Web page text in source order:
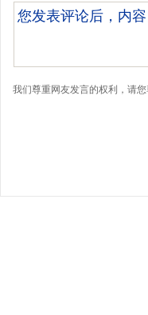
我们尊重网友发言的权利，请您